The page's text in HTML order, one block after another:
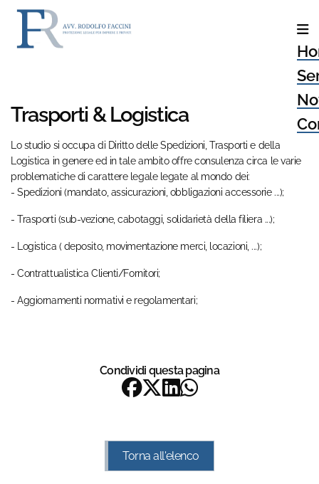
Trasporti & Logistica
Lo studio si occupa di Diritto delle Spedizioni, Trasporti e della
Logistica in genere ed in tale ambito offre consulenza circa le varie
problematiche di carattere legale legate al mondo dei:
- Spedizioni (mandato, assicurazioni, obbligazioni accessorie ...);
- Trasporti (sub-vezione, cabotaggi, solidarietà della filiera ...);
- Logistica ( deposito, movimentazione merci, locazioni, ...);
- Contrattualistica Clienti/Fornitori;
- Aggiornamenti normativi e regolamentari;
Condividi questa pagina
Torna all'elenco